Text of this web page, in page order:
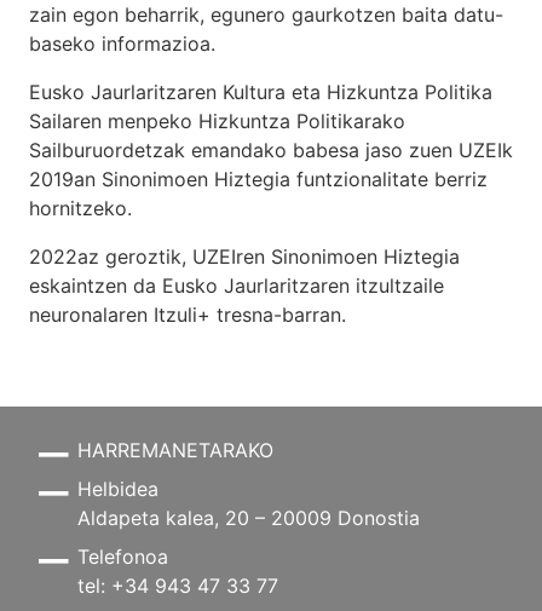
zain egon beharrik, egunero gaurkotzen baita datu-
baseko informazioa.
Eusko Jaurlaritzaren Kultura eta Hizkuntza Politika
Sailaren menpeko Hizkuntza Politikarako
Sailburuordetzak emandako babesa jaso zuen UZEIk
2019an Sinonimoen Hiztegia funtzionalitate berriz
hornitzeko.
2022az geroztik, UZEIren Sinonimoen Hiztegia
eskaintzen da Eusko Jaurlaritzaren itzultzaile
neuronalaren Itzuli+ tresna-barran.
HARREMANETARAKO
Helbidea
Aldapeta kalea, 20 – 20009 Donostia
Telefonoa
tel: +34 943 47 33 77